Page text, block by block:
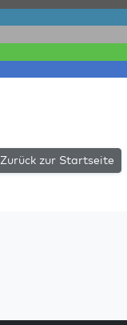
Zurück zur Startseite